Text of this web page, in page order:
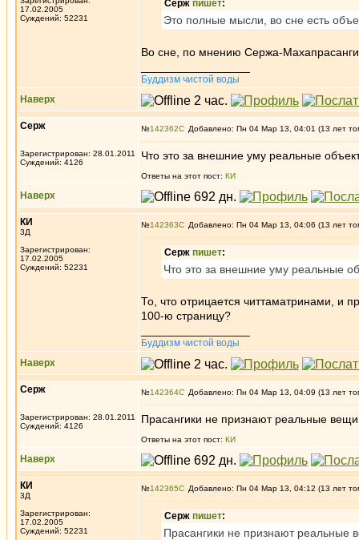
17.02.2005
Суждений: 52231
Серж пишет:
Это полные мысли, во сне есть
Во сне, по мнению Сержа-
Буддизм чистой воды
Наверх
Серж
Зарегистрирован: 28.01.2011
Суждений: 4126
№142362 Добавлено: Пн 04 Мар 13, 04:01 (13 лет
Что это за внешние уму реальные
Ответы на этот пост: КИ
Наверх
КИ
3Д
Зарегистрирован:
17.02.2005
Суждений: 52231
№142363 Добавлено: Пн 04 Мар 13, 04:06 (13 лет
Серж пишет:
Что это за внешние уму реальные
То, что отрицается читтаматринами, и
100-ю страницу?
Буддизм чистой воды
Наверх
Серж
Зарегистрирован: 28.01.2011
Суждений: 4126
№142364 Добавлено: Пн 04 Мар 13, 04:09 (13 лет
Прасангики не признают реальные
Ответы на этот пост: КИ
Наверх
КИ
3Д
Зарегистрирован:
17.02.2005
Суждений: 52231
№142365 Добавлено: Пн 04 Мар 13, 04:12 (13 лет
Серж пишет:
Прасангики не признают